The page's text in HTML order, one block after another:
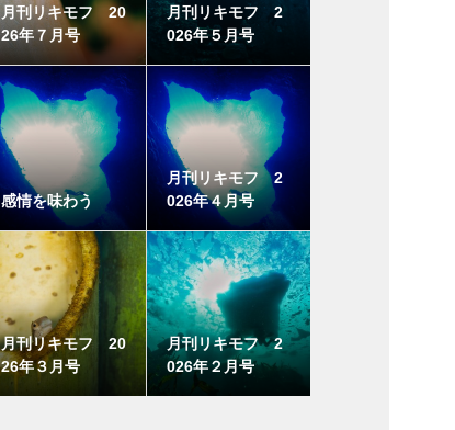
月刊リキモフ 20
26年７月号
月刊リキモフ 2
026年５月号
感情を味わう
月刊リキモフ 2
026年４月号
月刊リキモフ 20
26年３月号
月刊リキモフ 2
026年２月号